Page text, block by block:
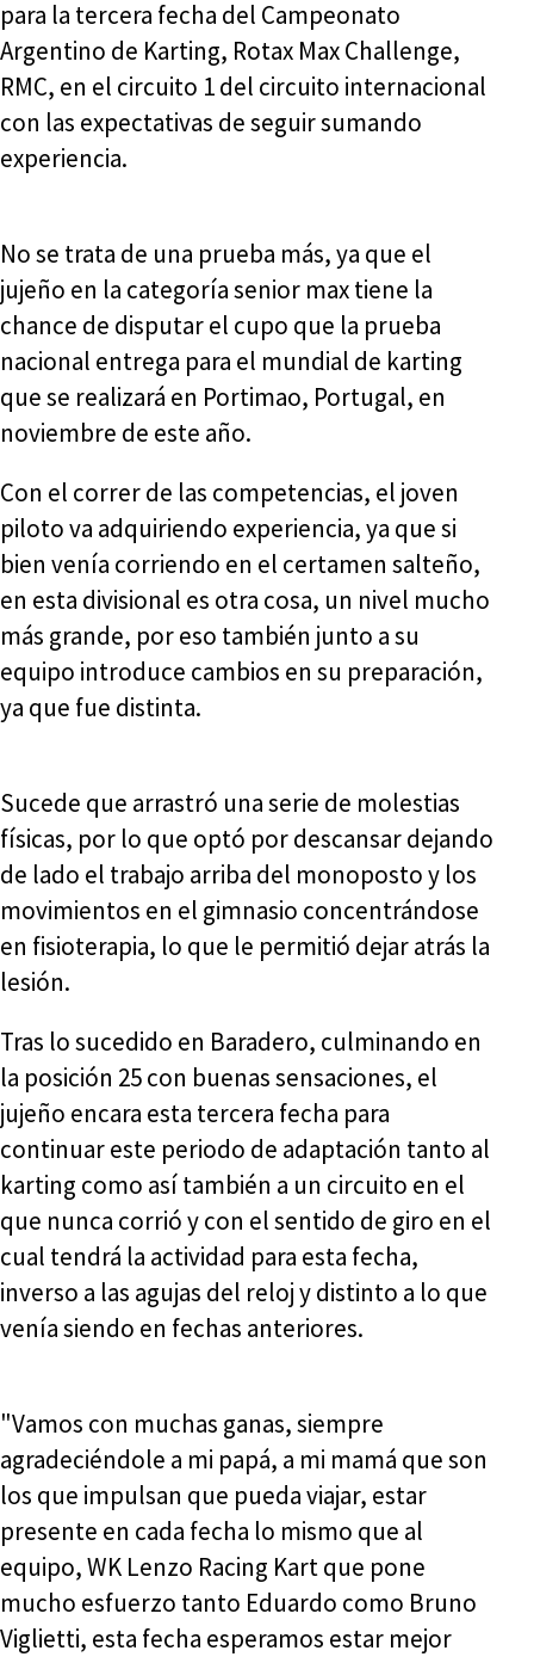
para la tercera fecha del Campeonato
Argentino de Karting, Rotax Max Challenge,
RMC, en el circuito 1 del circuito internacional
con las expectativas de seguir sumando
experiencia.
No se trata de una prueba más, ya que el
jujeño en la categoría senior max tiene la
chance de disputar el cupo que la prueba
nacional entrega para el mundial de karting
que se realizará en Portimao, Portugal, en
noviembre de este año.
Con el correr de las competencias, el joven
piloto va adquiriendo experiencia, ya que si
bien venía corriendo en el certamen salteño,
en esta divisional es otra cosa, un nivel mucho
más grande, por eso también junto a su
equipo introduce cambios en su preparación,
ya que fue distinta.
Sucede que arrastró una serie de molestias
físicas, por lo que optó por descansar dejando
de lado el trabajo arriba del monoposto y los
movimientos en el gimnasio concentrándose
en fisioterapia, lo que le permitió dejar atrás la
lesión.
Tras lo sucedido en Baradero, culminando en
la posición 25 con buenas sensaciones, el
jujeño encara esta tercera fecha para
continuar este periodo de adaptación tanto al
karting como así también a un circuito en el
que nunca corrió y con el sentido de giro en el
cual tendrá la actividad para esta fecha,
inverso a las agujas del reloj y distinto a lo que
venía siendo en fechas anteriores.
"Vamos con muchas ganas, siempre
agradeciéndole a mi papá, a mi mamá que son
los que impulsan que pueda viajar, estar
presente en cada fecha lo mismo que al
equipo, WK Lenzo Racing Kart que pone
mucho esfuerzo tanto Eduardo como Bruno
Viglietti, esta fecha esperamos estar mejor